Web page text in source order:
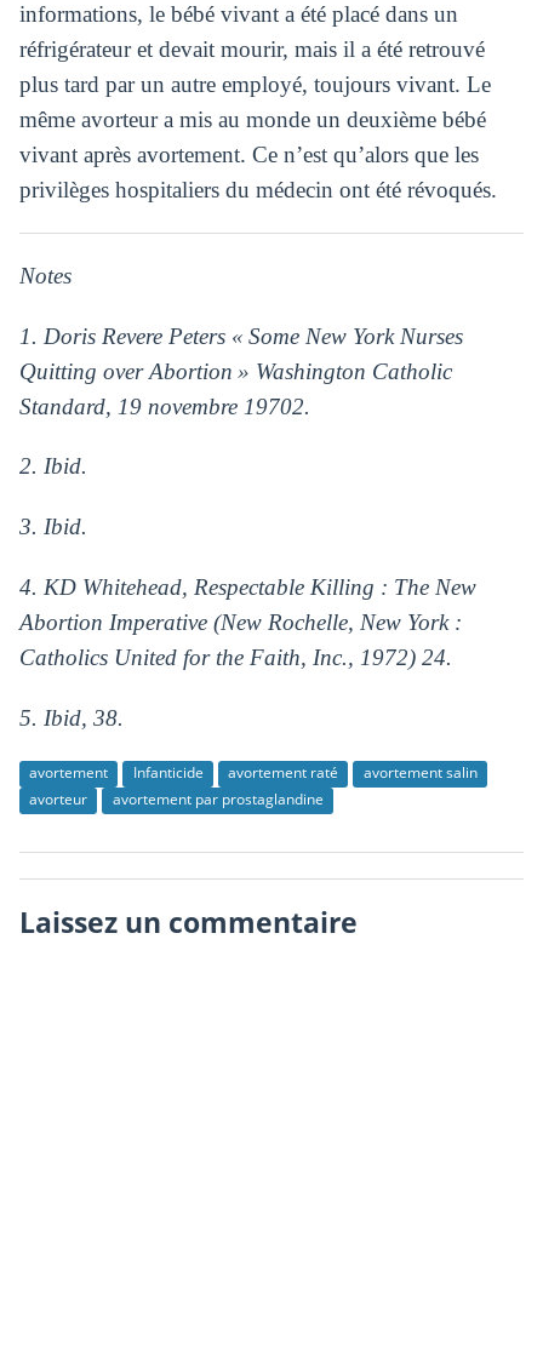
informations, le bébé vivant a été placé dans un
réfrigérateur et devait mourir, mais il a été retrouvé
plus tard par un autre employé, toujours vivant. Le
même avorteur a mis au monde un deuxième bébé
vivant après avortement. Ce n’est qu’alors que les
privilèges hospitaliers du médecin ont été révoqués.
Notes
1. Doris Revere Peters « Some New York Nurses
Quitting over Abortion » Washington Catholic
Standard, 19 novembre 19702.
2. Ibid.
3. Ibid.
4. KD Whitehead, Respectable Killing : The New
Abortion Imperative (New Rochelle, New York :
Catholics United for the Faith, Inc., 1972) 24.
5. Ibid, 38.
avortement Infanticide avortement raté
avortement salin
avorteur
avortement par prostaglandine
Laissez un commentaire